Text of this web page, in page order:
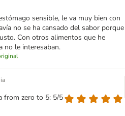
sensible, le va muy bien con
no se ha cansado del sabor porque
Con otros alimentos que he
no le interesaban.
from zero to 5: 5/5